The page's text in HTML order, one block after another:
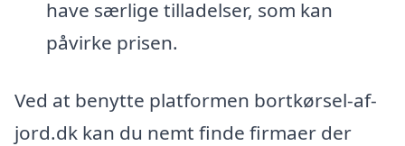
have særlige tilladelser, som kan
påvirke prisen.
Ved at benytte platformen bortkørsel-af-
jord.dk kan du nemt finde firmaer der